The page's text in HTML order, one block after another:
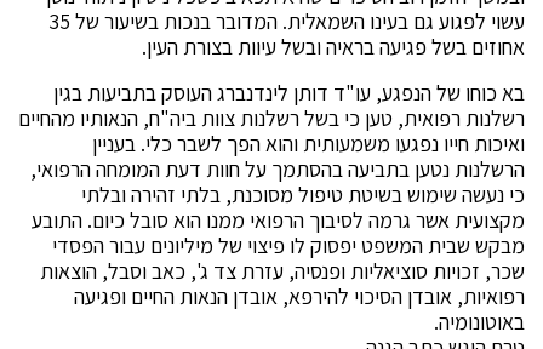
עשוי לפגוע גם בעינו השמאלית. המדובר בנכות בשיעור של 35
אחוזים בשל פגיעה בראיה ובשל עיוות בצורת העין.
בא כוחו של הנפגע, עו"ד דותן לינדנברג העוסק בתביעות בגין
רשלנות רפואית, טען כי בשל רשלנות צוות ביה"ח, הנאותיו מהחיים
ואיכות חייו נפגעו משמעותית והוא הפך לשבר כלי. בעניין
הרשלנות נטען בתביעה בהסתמך על חוות דעת המומחה הרפואי,
כי נעשה שימוש בשיטת טיפול מסוכנת, בלתי זהירה ובלתי
מקצועית אשר גרמה לסיבוך הרפואי ממנו הוא סובל כיום. התובע
מבקש שבית המשפט יפסוק לו פיצוי של מיליונים עבור הפסדי
שכר, זכויות סוציאליות ופנסיה, עזרת צד ג', כאב וסבל, הוצאות
רפואיות, אובדן הסיכוי להירפא, אובדן הנאות החיים ופגיעה
באוטונומיה.